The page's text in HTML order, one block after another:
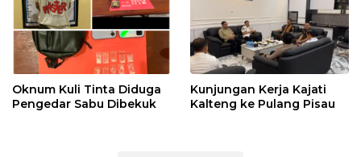
Oknum Kuli Tinta Diduga
Pengedar Sabu Dibekuk
Kunjungan Kerja Kajati
Kalteng ke Pulang Pisau